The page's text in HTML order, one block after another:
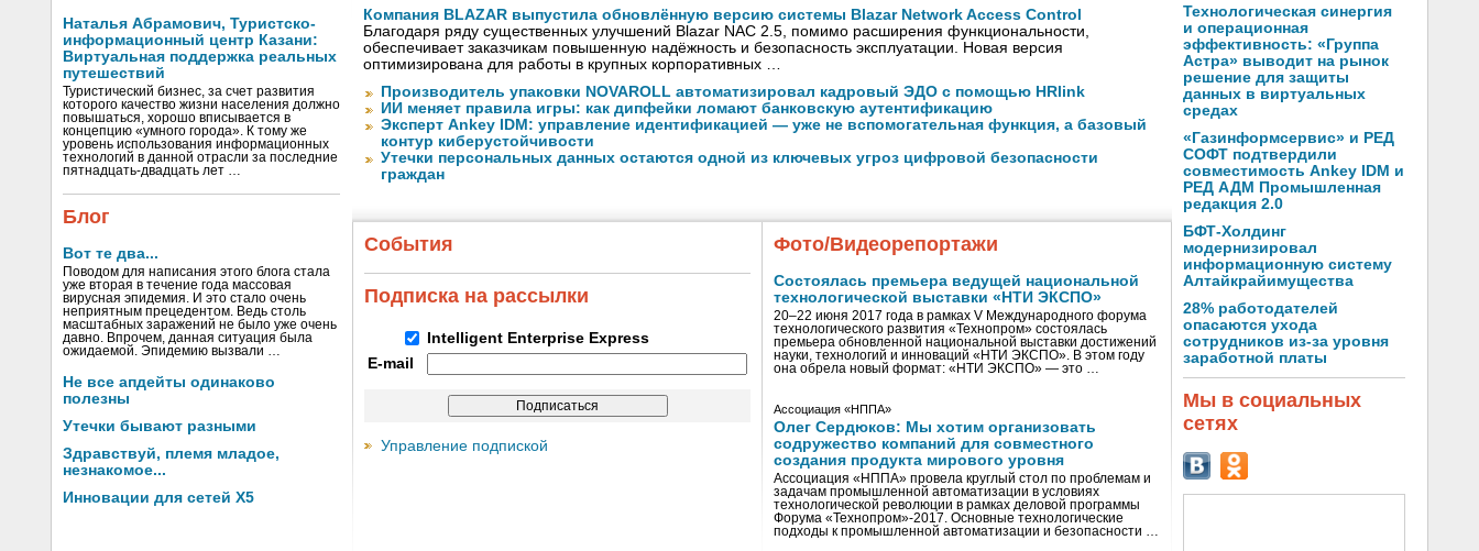
Наталья Абрамович, Туристско-
информационный центр Казани:
Виртуальная поддержка реальных
путешествий
Туристический бизнес, за счет развития
которого качество жизни населения должно
повышаться, хорошо вписывается в
концепцию «умного города». К тому же
уровень использования информационных
технологий в данной отрасли за последние
пятнадцать-двадцать лет …
Блог
Вот те два...
Поводом для написания этого блога стала
уже вторая в течение года массовая
вирусная эпидемия. И это стало очень
неприятным прецедентом. Ведь столь
масштабных заражений не было уже очень
давно. Впрочем, данная ситуация была
ожидаемой. Эпидемию вызвали …
Не все апдейты одинаково
полезны
Утечки бывают разными
Здравствуй, племя младое,
незнакомое...
Инновации для сетей X5
Компания BLAZAR выпустила обновлённую версию системы Blazar Network Access Control
Благодаря ряду существенных улучшений Blazar NAC 2.5, помимо расширения функциональности,
обеспечивает заказчикам повышенную надёжность и безопасность эксплуатации. Новая версия
оптимизирована для работы в крупных корпоративных …
Производитель упаковки NOVAROLL автоматизировал кадровый ЭДО с помощью HRlink
ИИ меняет правила игры: как дипфейки ломают банковскую аутентификацию
Эксперт Ankey IDM: управление идентификацией — уже не вспомогательная функция, а базовый
контур киберустойчивости
Утечки персональных данных остаются одной из ключевых угроз цифровой безопасности
граждан
События
Подписка на рассылки
Intelligent Enterprise Express
E-mail
Управление подпиской
Фото/Видеорепортажи
Состоялась премьера ведущей национальной
технологической выставки «НТИ ЭКСПО»
20–22 июня 2017 года в рамках V Международного форума
технологического развития «Технопром» состоялась
премьера обновленной национальной выставки достижений
науки, технологий и инноваций «НТИ ЭКСПО». В этом году
она обрела новый формат: «НТИ ЭКСПО» — это …
Ассоциация «НППА»
Олег Сердюков: Мы хотим организовать
содружество компаний для совместного
создания продукта мирового уровня
Ассоциация «НППА» провела круглый стол по проблемам и
задачам промышленной автоматизации в условиях
технологической революции в рамках деловой программы
Форума «Технопром»-2017. Основные технологические
подходы к промышленной автоматизации и безопасности …
Технологическая синергия
и операционная
эффективность: «Группа
Астра» выводит на рынок
решение для защиты
данных в виртуальных
средах
«Газинформсервис» и РЕД
СОФТ подтвердили
совместимость Ankey IDM и
РЕД АДМ Промышленная
редакция 2.0
БФТ-Холдинг
модернизировал
информационную систему
Алтайкрайимущества
28% работодателей
опасаются ухода
сотрудников из-за уровня
заработной платы
Мы в социальных
сетях